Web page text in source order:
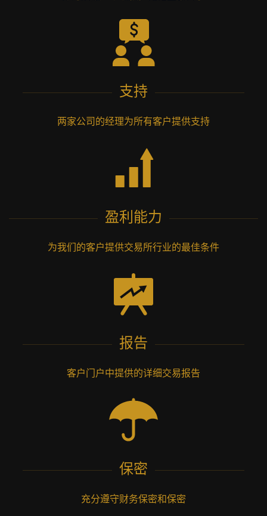
支持
两家公司的经理为所有客户提供支持
盈利能力
为我们的客户提供交易所行业的最佳条件
报告
客户门户中提供的详细交易报告
保密
充分遵守财务保密和保密